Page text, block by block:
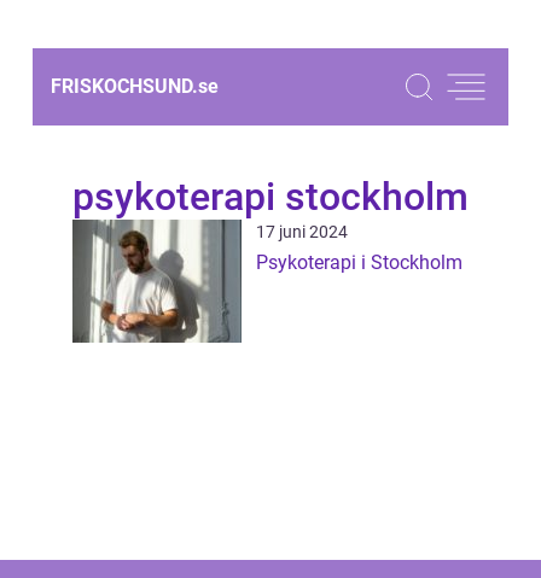
FRISKOCHSUND.se
psykoterapi stockholm
17 juni 2024
Psykoterapi i Stockholm